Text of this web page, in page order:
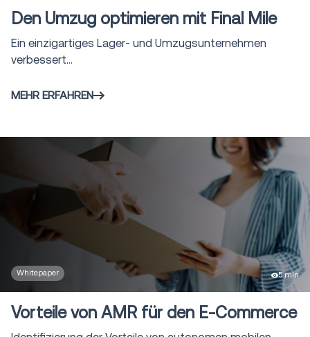
Yard Management System
(YMS)
Direct to Store Delivery
Den Umzug optimieren mit Final Mile
Ein einzigartiges Lager- und Umzugsunternehmen
verbessert...
MEHR ERFAHREN
Whitepaper 5 min
Vorteile von AMR für den E-Commerce